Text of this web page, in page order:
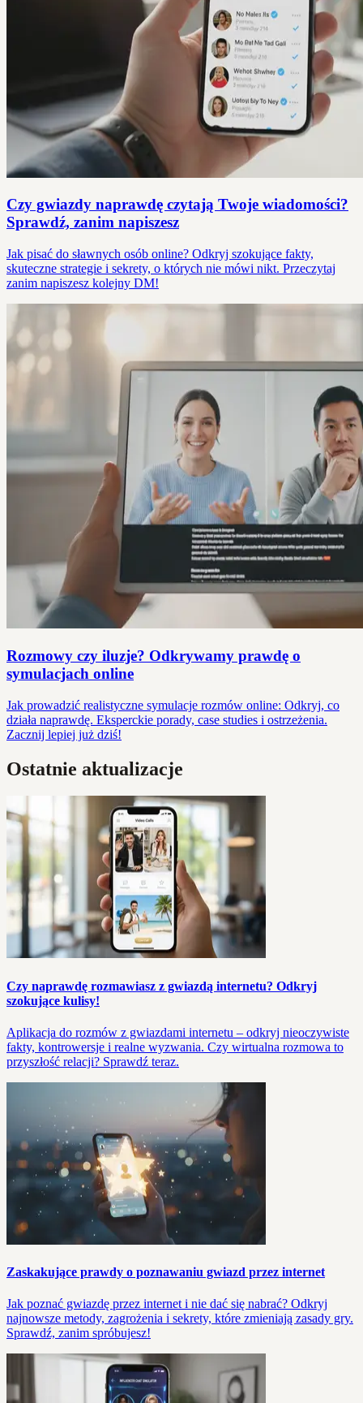
Czy gwiazdy naprawdę czytają Twoje wiadomości?
Sprawdź, zanim napiszesz
Jak pisać do sławnych osób online? Odkryj szokujące fakty,
skuteczne strategie i sekrety, o których nie mówi nikt. Przeczytaj
zanim napiszesz kolejny DM!
Rozmowy czy iluzje? Odkrywamy prawdę o
symulacjach online
Jak prowadzić realistyczne symulacje rozmów online: Odkryj, co
działa naprawdę. Eksperckie porady, case studies i ostrzeżenia.
Zacznij lepiej już dziś!
Ostatnie aktualizacje
Czy naprawdę rozmawiasz z gwiazdą internetu? Odkryj
szokujące kulisy!
Aplikacja do rozmów z gwiazdami internetu – odkryj nieoczywiste
fakty, kontrowersje i realne wyzwania. Czy wirtualna rozmowa to
przyszłość relacji? Sprawdź teraz.
Zaskakujące prawdy o poznawaniu gwiazd przez internet
Jak poznać gwiazdę przez internet i nie dać się nabrać? Odkryj
najnowsze metody, zagrożenia i sekrety, które zmieniają zasady gry.
Sprawdź, zanim spróbujesz!